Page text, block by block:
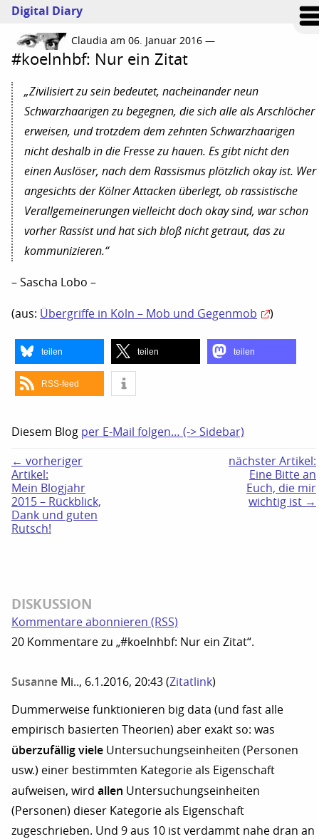
Digital Diary
Claudia am 06. Januar 2016 —
#koelnhbf: Nur ein Zitat
„Zivilisiert zu sein bedeutet, nacheinander neun
Schwarzhaarigen zu begegnen, die sich alle als Arschlöcher
erweisen, und trotzdem dem zehnten Schwarzhaarigen
nicht deshalb in die Fresse zu hauen. Es gibt nicht den
einen Auslöser, nach dem Rassismus plötzlich okay ist. Wer
angesichts der Kölner Attacken überlegt, ob rassistische
Verallgemeinerungen vielleicht doch okay sind, war schon
vorher Rassist und hat sich bloß nicht getraut, das zu
kommunizieren.“
– Sascha Lobo –
(aus: Übergriffe in Köln – Mob und Gegenmob )
teilen teilen teilen
RSS-feed
Diesem Blog per E-Mail folgen… (-> Sidebar)
← vorheriger
Artikel:
Mein Blogjahr
2015 – Rückblick,
Dank und guten
Rutsch!
nächster Artikel:
Eine Bitte an
Euch, die mir
wichtig ist →
DISKUSSION
Kommentare abonnieren (RSS)
20 Kommentare zu „#koelnhbf: Nur ein Zitat“.
Susanne Mi.., 6.1.2016, 20:43 (Zitatlink)
Dummerweise funktionieren big data (und fast alle
empirisch basierten Theorien) aber exakt so: was
überzufällig viele Untersuchungseinheiten (Personen
usw.) einer bestimmten Kategorie als Eigenschaft
aufweisen, wird allen Untersuchungseinheiten
(Personen) dieser Kategorie als Eigenschaft
zugeschrieben. Und 9 aus 10 ist verdammt nahe dran an